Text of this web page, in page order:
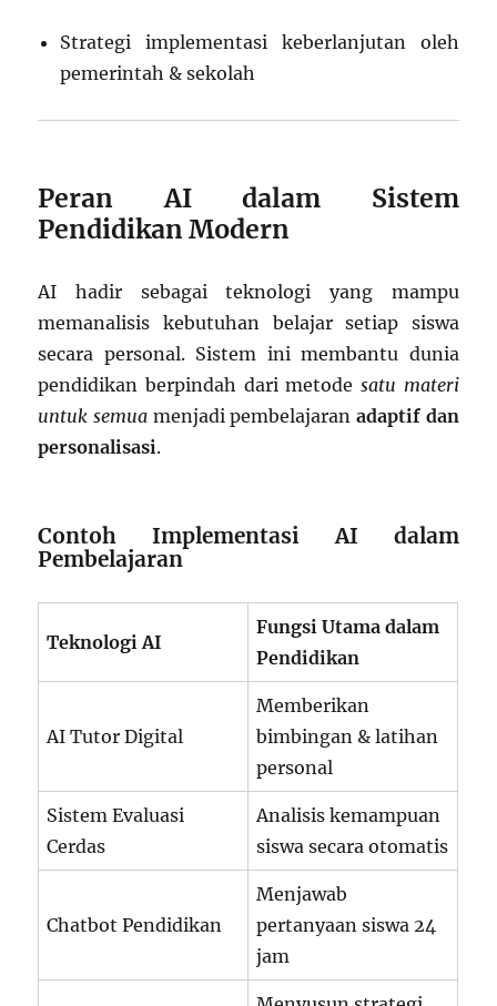
Strategi implementasi keberlanjutan oleh
pemerintah & sekolah
Peran AI dalam Sistem
Pendidikan Modern
AI hadir sebagai teknologi yang mampu
memanalisis kebutuhan belajar setiap siswa
secara personal. Sistem ini membantu dunia
pendidikan berpindah dari metode satu materi
untuk semua menjadi pembelajaran adaptif dan
personalisasi.
Contoh Implementasi AI dalam
Pembelajaran
Teknologi AI
Fungsi Utama dalam
Pendidikan
AI Tutor Digital
Memberikan
bimbingan & latihan
personal
Sistem Evaluasi
Cerdas
Analisis kemampuan
siswa secara otomatis
Chatbot Pendidikan
Menjawab
pertanyaan siswa 24
jam